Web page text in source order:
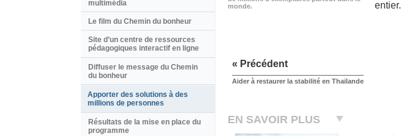
monde.
entier.
« Précédent
Aider à restaurer la stabilité en Thaïlande
EN SAVOIR PLUS
multimédia
Le film du Chemin du bonheur
Site d’un centre de ressources
pédagogiques interactif en ligne
Diffuser le message du Chemin
du bonheur
Apporter des solutions à des
millions de personnes
Résultats de la mise en place du
programme